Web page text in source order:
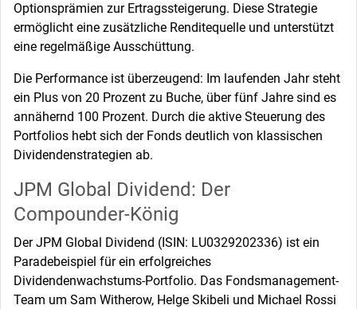
Optionsprämien zur Ertragssteigerung. Diese Strategie
ermöglicht eine zusätzliche Renditequelle und unterstützt
eine regelmäßige Ausschüttung.
Die Performance ist überzeugend: Im laufenden Jahr steht
ein Plus von 20 Prozent zu Buche, über fünf Jahre sind es
annähernd 100 Prozent. Durch die aktive Steuerung des
Portfolios hebt sich der Fonds deutlich von klassischen
Dividendenstrategien ab.
JPM Global Dividend: Der
Compounder-König
Der JPM Global Dividend (ISIN: LU0329202336) ist ein
Paradebeispiel für ein erfolgreiches
Dividendenwachstums-Portfolio. Das Fondsmanagement-
Team um Sam Witherow, Helge Skibeli und Michael Rossi